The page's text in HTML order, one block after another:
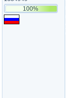
100%